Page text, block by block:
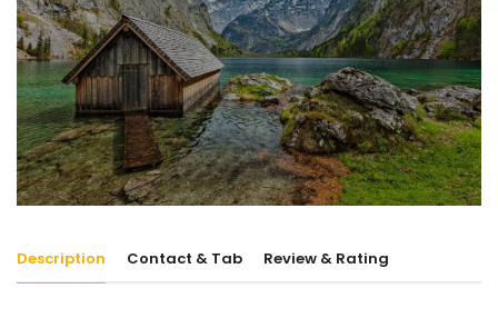
Description Contact & Tab Review & Rating